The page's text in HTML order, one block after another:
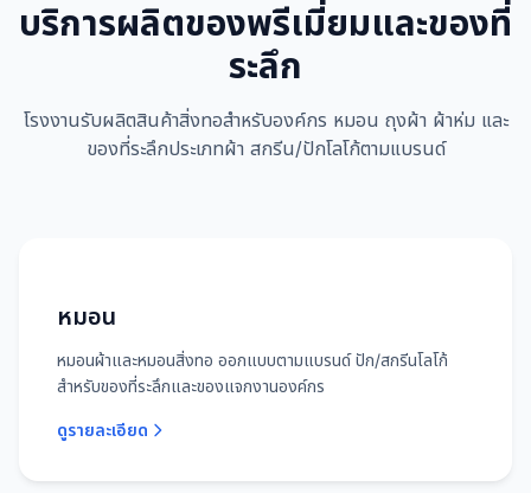
บริการผลิตของพรีเมี่ยมและของที่
ระลึก
โรงงานรับผลิตสินค้าสิ่งทอสำหรับองค์กร หมอน ถุงผ้า ผ้าห่ม และ
ของที่ระลึกประเภทผ้า สกรีน/ปักโลโก้ตามแบรนด์
หมอน
หมอนผ้าและหมอนสิ่งทอ ออกแบบตามแบรนด์ ปัก/สกรีนโลโก้
สำหรับของที่ระลึกและของแจกงานองค์กร
ดูรายละเอียด